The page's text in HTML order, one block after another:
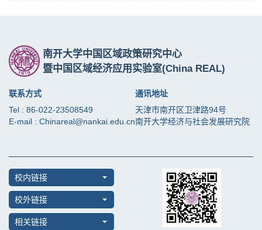
南开大学中国区域政策研究中心
暨中国区域经济应用实验室(China REAL)
联系方式
Tel : 86-022-23508549
E-mail : Chinareal@nankai.edu.cn
通讯地址
天津市南开区卫津路94号
南开大学经济与社会发展研究院
校内链接
校外链接
相关链接